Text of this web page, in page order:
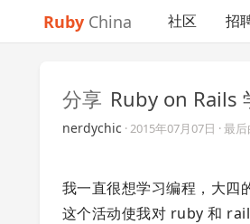
Ruby China 社区 招
分享 Ruby on Rails
nerdychic ·2015年07月07日 · 最
我一直很想学习编程，大四
这个活动使我对 ruby 和